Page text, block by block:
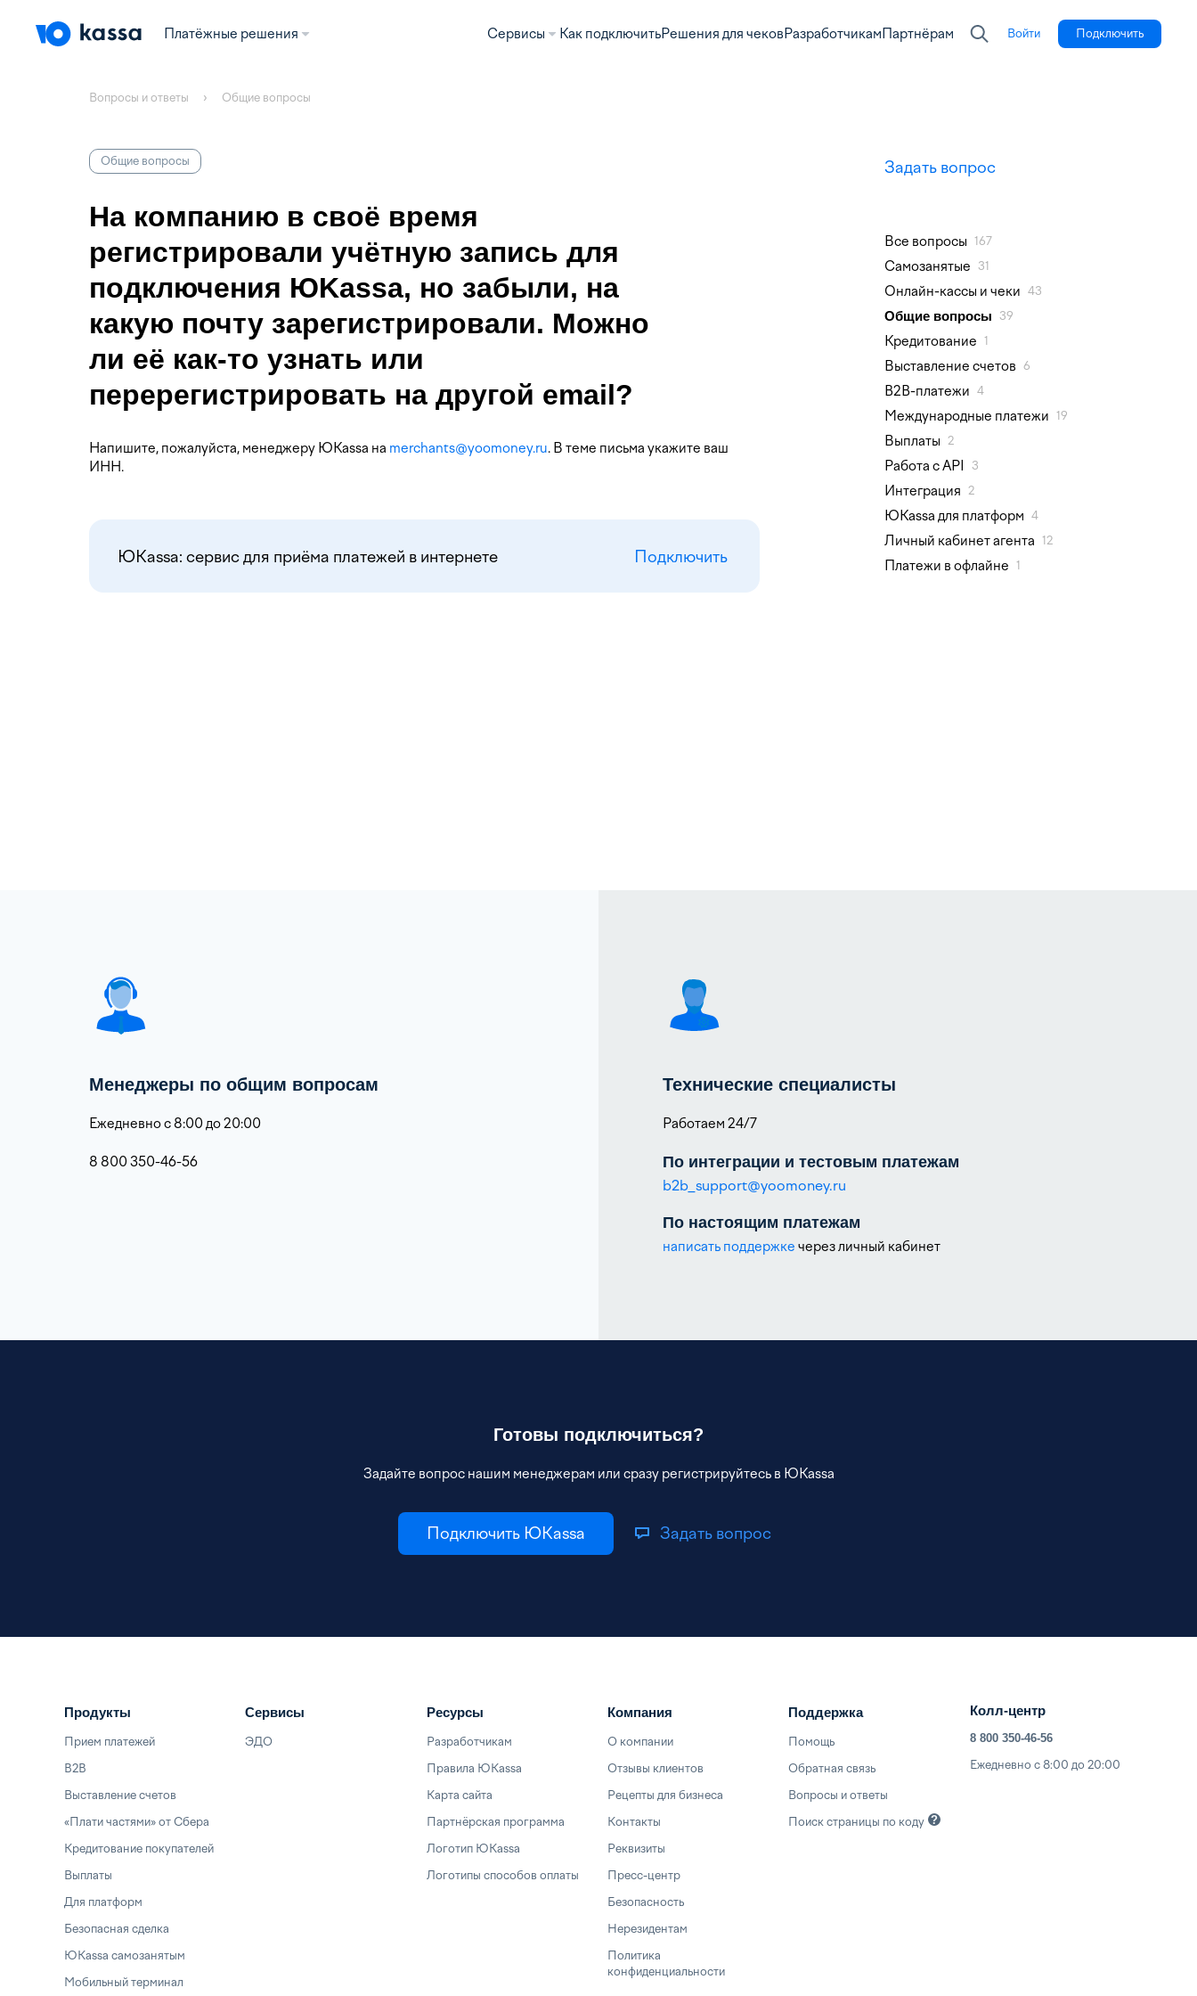
Войти Подключить
Платёжные решения Сервисы Как подключитьРешения для чеков Разработчикам Партнёрам
Вопросы и ответы Общие вопросы
Общие вопросы
На компанию в своё время
регистрировали учётную запись для
подключения ЮKassa, но забыли, на
какую почту зарегистрировали. Можно
ли её как-то узнать или
перерегистрировать на другой email?
Напишите, пожалуйста, менеджеру ЮKassa на merchants@yoomoney.ru. В теме письма укажите ваш
ИНН.
ЮKassa: сервис для приёма платежей в интернете Подключить
Задать вопрос
Все вопросы 167
Самозанятые 31
Онлайн-кассы и чеки 43
Общие вопросы 39
Кредитование 1
Выставление счетов 6
B2B-платежи 4
Международные платежи 19
Выплаты 2
Работа с API 3
Интеграция 2
ЮKassa для платформ 4
Личный кабинет агента 12
Платежи в офлайне 1
Менеджеры по общим вопросам
Ежедневно с 8:00 до 20:00
8 800 350-46-56
Технические специалисты
Работаем 24/7
По интеграции и тестовым платежам
b2b_support@yoomoney.ru
По настоящим платежам
написать поддержке через личный кабинет
Готовы подключиться?
Задайте вопрос нашим менеджерам или сразу регистрируйтесь в ЮKassa
Подключить ЮKassa Задать вопрос
Продукты
Прием платежей
B2B
Выставление счетов
«Плати частями» от Сбера
Кредитование покупателей
Выплаты
Для платформ
Безопасная сделка
ЮKassa самозанятым
Мобильный терминал
Сервисы
ЭДО
Ресурсы
Разработчикам
Правила ЮKassa
Карта сайта
Партнёрская программа
Логотип ЮKassa
Логотипы способов оплаты
Компания
О компании
Отзывы клиентов
Рецепты для бизнеса
Контакты
Реквизиты
Пресс-центр
Безопасность
Нерезидентам
Политика
конфиденциальности
Поддержка
Помощь
Обратная связь
Вопросы и ответы
Поиск страницы по коду
Колл-центр
8 800 350-46-56
Ежедневно с 8:00 до 20:00